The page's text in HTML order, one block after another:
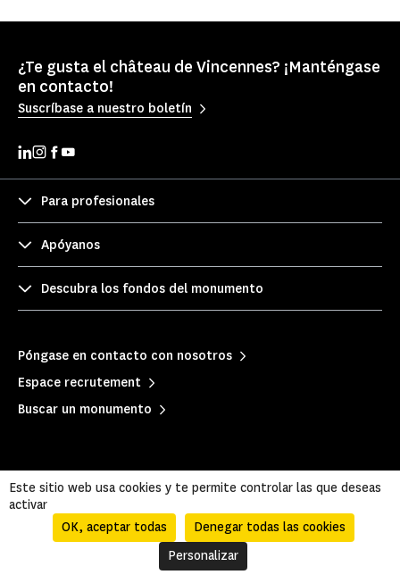
¿Te gusta el château de Vincennes? ¡Manténgase
en contacto!
Suscríbase a nuestro boletín
Para profesionales
Apóyanos
Descubra los fondos del monumento
Póngase en contacto con nosotros
Espace recrutement
Buscar un monumento
Política de privacidad
Información legal y administrativa
| Mapa del sitio
Este sitio web usa cookies y te permite controlar las que deseas
activar
OK, aceptar todas
Denegar todas las cookies
Personalizar